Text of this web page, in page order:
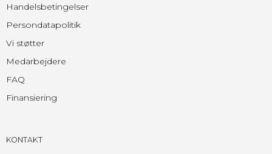
Handelsbetingelser
Persondatapolitik
Vi støtter
Medarbejdere
FAQ
Finansiering
KONTAKT